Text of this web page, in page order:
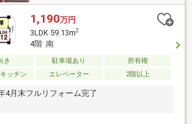
1,190万円
3LDK 59.13m2
4階 南
き 駐車場あり
所有権
ッチン
エレベーター 2階以上
4月末フルリフォーム完了